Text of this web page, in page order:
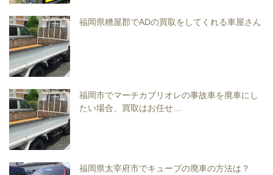
福岡県糟屋郡でADの買取をしてくれる車屋さん
福岡市でマーチカブリオレの事故車を廃車にし
たい場合、買取はお任せ…
福岡県太宰府市でキューブの廃車の方法は？